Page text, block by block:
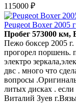
115000 ₽
Peugeot Boxer 2005 г
Пробег 573000 км,
Пежо боксер 2005 г.
прогорел поршень.
электро
двс . много что
вопросы
литых дисках .
Виталий Зуев